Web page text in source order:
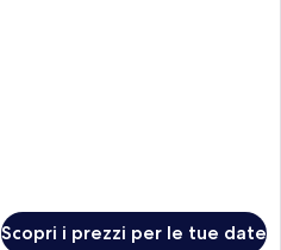
Scopri i prezzi per le tue date